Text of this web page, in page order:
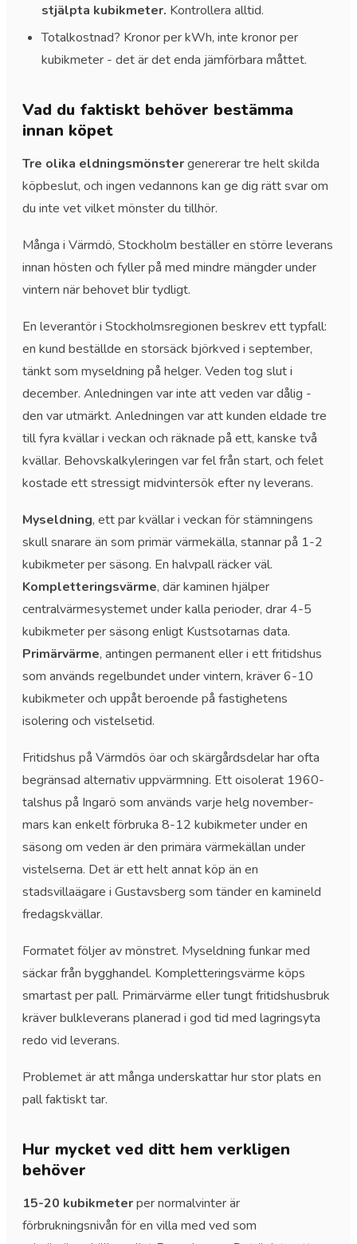
stjälpta kubikmeter. Kontrollera alltid.
Totalkostnad? Kronor per kWh, inte kronor per
kubikmeter - det är det enda jämförbara måttet.
Vad du faktiskt behöver bestämma
innan köpet
Tre olika eldningsmönstergenererar tre helt skilda
köpbeslut, och ingen vedannons kan ge dig rätt svar om
du inte vet vilket mönster du tillhör.
Många i Värmdö, Stockholm beställer en större leverans
innan hösten och fyller på med mindre mängder under
vintern när behovet blir tydligt.
En leverantör i Stockholmsregionen beskrev ett typfall:
en kund beställde en storsäck björkved i september,
tänkt som myseldning på helger. Veden tog slut i
december. Anledningen var inte att veden var dålig -
den var utmärkt. Anledningen var att kunden eldade tre
till fyra kvällar i veckan och räknade på ett, kanske två
kvällar. Behovskalkyleringen var fel från start, och felet
kostade ett stressigt midvintersök efter ny leverans.
Myseldning, ett par kvällar i veckan för stämningens
skull snarare än som primär värmekälla, stannar på 1-2
kubikmeter per säsong. En halvpall räcker väl.
Kompletteringsvärme, där kaminen hjälper
centralvärmesystemet under kalla perioder, drar 4-5
kubikmeter per säsong enligt Kustsotarnas data.
Primärvärme, antingen permanent eller i ett fritidshus
som används regelbundet under vintern, kräver 6-10
kubikmeter och uppåt beroende på fastighetens
isolering och vistelsetid.
Fritidshus på Värmdös öar och skärgårdsdelar har ofta
begränsad alternativ uppvärmning. Ett oisolerat 1960-
talshus på Ingarö som används varje helg november-
mars kan enkelt förbruka 8-12 kubikmeter under en
säsong om veden är den primära värmekällan under
vistelserna. Det är ett helt annat köp än en
stadsvillaägare i Gustavsberg som tänder en kamineld
fredagskvällar.
Formatet följer av mönstret. Myseldning funkar med
säckar från bygghandel. Kompletteringsvärme köps
smartast per pall. Primärvärme eller tungt fritidshusbruk
kräver bulkleverans planerad i god tid med lagringsyta
redo vid leverans.
Problemet är att många underskattar hur stor plats en
pall faktiskt tar.
Hur mycket ved ditt hem verkligen
behöver
15-20 kubikmeterper normalvinter är
förbrukningsnivån för en villa med ved som